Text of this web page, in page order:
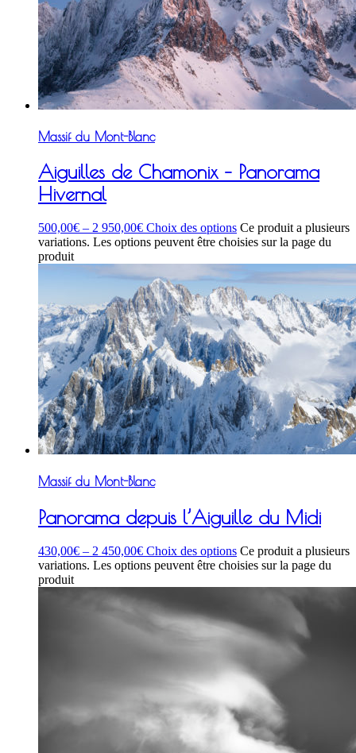
Massif du Mont-Blanc
Aiguilles de Chamonix – Panorama
Hivernal
500,00€ – 2 950,00€ Choix des options Ce produit a plusieurs
variations. Les options peuvent être choisies sur la page du
produit
Massif du Mont-Blanc
Panorama depuis l’Aiguille du Midi
430,00€ – 2 450,00€ Choix des options Ce produit a plusieurs
variations. Les options peuvent être choisies sur la page du
produit